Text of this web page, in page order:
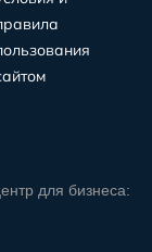
для бизнеса: